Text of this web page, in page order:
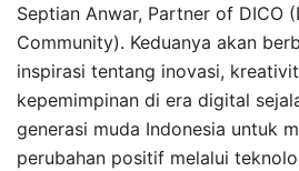
Septian Anwar, Partner of DICO
Community). Keduanya akan
inspirasi tentang inovasi,
kepemimpinan di era digital
generasi muda Indonesia untuk
perubahan positif melalui